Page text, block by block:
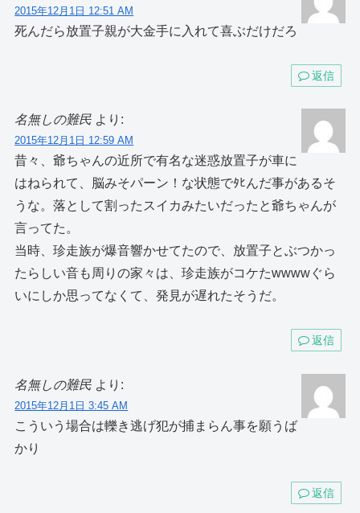
2015年12月1日 12:51 AM
死んだら放置子親が大金手に入れて喜ぶだけだろ
返信
名無しの難民 より:
2015年12月1日 12:59 AM
昔々、爺ちゃんの近所で有名な迷惑放置子が車に
はねられて、脳みそパーン！な状態でﾀﾋんだ事があるそ
うな。落として割ったスイカみたいだったと爺ちゃんが
言ってた。
当時、珍走族が爆音響かせてたので、放置子とぶつかっ
たらしい音も周りの家々は、珍走族がコケたwwwwぐら
いにしか思ってなくて、発見が遅れたそうだ。
返信
名無しの難民 より:
2015年12月1日 3:45 AM
こういう場合は轢き逃げ犯が捕まらん事を願うば
かり
返信